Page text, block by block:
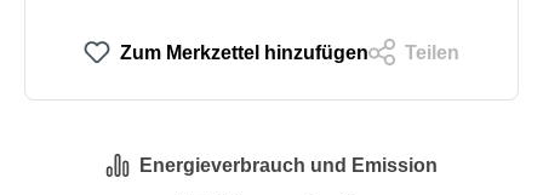
Zum Merkzettel hinzufügen Teilen
Energieverbrauch und Emission